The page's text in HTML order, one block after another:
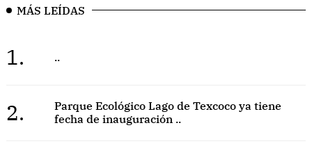
MÁS LEÍDAS
1. ..
2.
Parque Ecológico Lago de Texcoco ya tiene
fecha de inauguración ..